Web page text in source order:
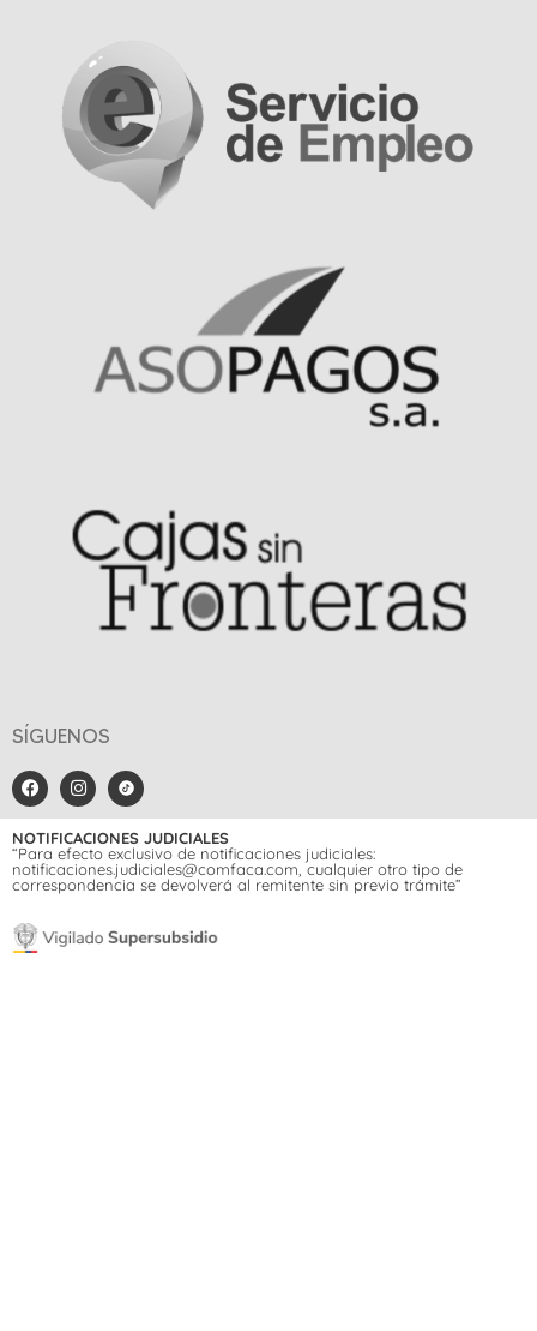
SÍGUENOS
NOTIFICACIONES JUDICIALES
“Para efecto exclusivo de notificaciones judiciales:
notificaciones.judiciales@comfaca.com, cualquier otro tipo de
correspondencia se devolverá al remitente sin previo trámite”